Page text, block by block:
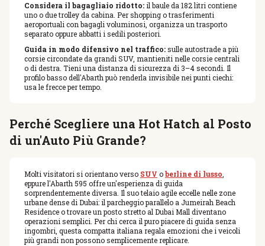
Considera il bagagliaio ridotto: il baule da 182 litri contiene
uno o due trolley da cabina. Per shopping o trasferimenti
aeroportuali con bagagli voluminosi, organizza un trasporto
separato oppure abbatti i sedili posteriori.
Guida in modo difensivo nel traffico:sulle autostrade a più
corsie circondate da grandi SUV, mantieniti nelle corsie centrali
o di destra. Tieni una distanza di sicurezza di 3–4 secondi. Il
profilo basso dell'Abarth può renderla invisibile nei punti ciechi:
usa le frecce per tempo.
Perché Scegliere una Hot Hatch al Posto
di un'Auto Più Grande?
Molti visitatori si orientano verso SUV oberline di lusso
eppure l'Abarth 595 offre un'esperienza di guida
sorprendentemente diversa. Il suo telaio agile eccelle nelle zone
urbane dense di Dubai: il parcheggio parallelo a Jumeirah Beach
Residence o trovare un posto stretto al Dubai Mall diventano
operazioni semplici. Per chi cerca il puro piacere di guida senza
ingombri, questa compatta italiana regala emozioni che i veicoli
più grandi non possono semplicemente replicare.